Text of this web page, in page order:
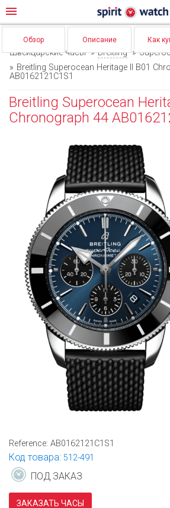
menu
Обзор Описание Как
Швейцарские часы Breitling
Breitling Superocean Heritage II B01
AB0162121C1S1
Breitling Superocean
Chronograph 44
Reference: AB0162121C1S1
Код товара: 512-491
ПОД ЗАКАЗ
ЗАКАЗАТЬ ЧАСЫ